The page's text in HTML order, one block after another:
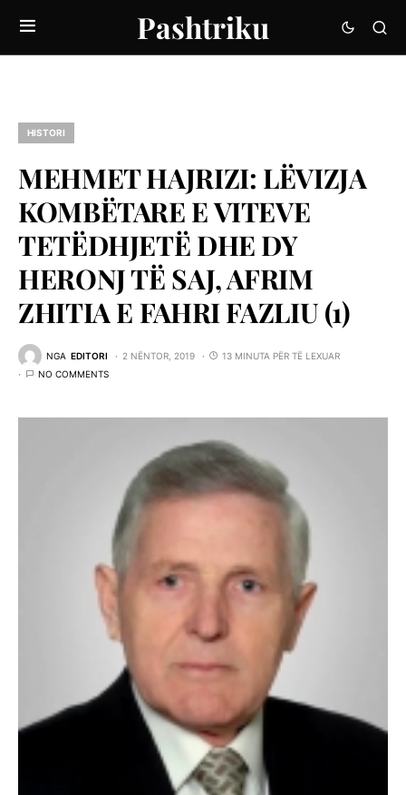
Pashtriku
HISTORI
MEHMET HAJRIZI: LËVIZJA
KOMBËTARE E VITEVE
TETËDHJETË DHE DY
HERONJ TË SAJ, AFRIM
ZHITIA E FAHRI FAZLIU (1)
NGA EDITORI 2 NËNTOR, 2019
13 MINUTA PËR TË LEXUAR
NO COMMENTS